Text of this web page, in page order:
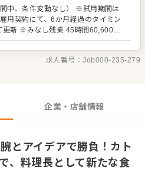
新メニューを提案したり、オペレ
に関わるなど、あなたのアイデアを
来は、SVやエリアマネージャーと
す。未経験の方、55歳までの方も
パスが描けます。
中、条件変動なし） ※試用期間は
用契約にて、6か月経過のタイミン
更新 ※みなし残業 45時間60,600円
支給。
求人番号：Job000-235-279
企業・店舗情報
とアイデアで勝負！カト
、料理長として新たな食